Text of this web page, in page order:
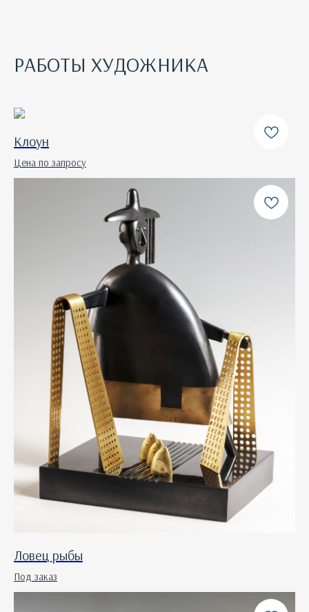
РАБОТЫ ХУДОЖНИКА
Клоун
Цена по запросу
Ловец рыбы
Под заказ